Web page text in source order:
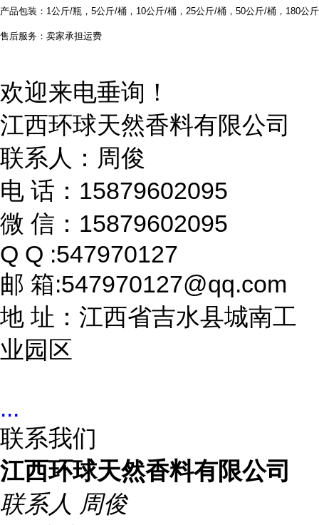
产品包装：1公斤/瓶，5公斤/桶，10公斤/桶，25公斤/桶，50公斤/桶，180公
售后服务：卖家承担运费
欢迎来电垂询！
江西环球天然香料有限公司
联系人：周俊
电 话：15879602095
微 信：15879602095
Q Q :547970127
邮 箱:547970127@qq.com
地 址：江西省吉水县城南工
业园区
...
联系我们
江西环球天然香料有限公司
联系人 周俊